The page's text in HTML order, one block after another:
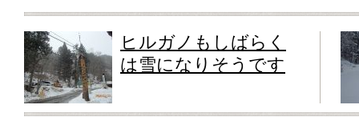
ヒルガノもしばらく
は雪になりそうです